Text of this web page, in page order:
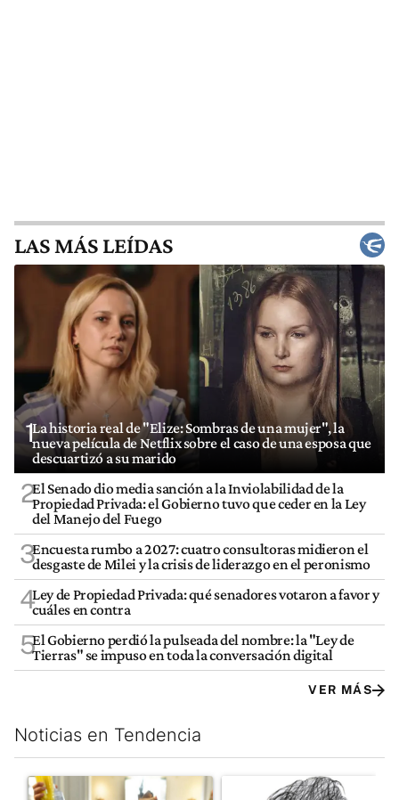
LAS MÁS LEÍDAS
1La historia real de "Elize: Sombras de una mujer", la
nueva película de Netflix sobre el caso de una esposa que
descuartizó a su marido
2El Senado dio media sanción a la Inviolabilidad de la
Propiedad Privada: el Gobierno tuvo que ceder en la Ley
del Manejo del Fuego
3Encuesta rumbo a 2027: cuatro consultoras midieron el
desgaste de Milei y la crisis de liderazgo en el peronismo
4Ley de Propiedad Privada: qué senadores votaron a favor y
cuáles en contra
5El Gobierno perdió la pulseada del nombre: la "Ley de
Tierras" se impuso en toda la conversación digital
VER MÁS
Noticias en Tendencia
Este listado muestra los artículos con más comentarios en los
Un artículo de tendencia con el título "San Cayetano 2026:
Un artículo de tendencia